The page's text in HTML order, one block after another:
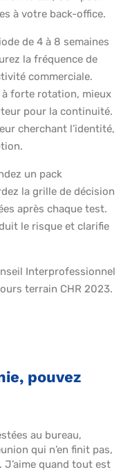
à votre back-office.
de 4 à 8 semaines
la fréquence de
commerciale.
forte rotation, mieux
pour la continuité.
cherchant l’identité,
un pack
la grille de décision
après chaque test.
le risque et clarifie
Interprofessionnel
terrain CHR 2023.
pouvez
au bureau,
qui n’en finit pas,
quand tout est